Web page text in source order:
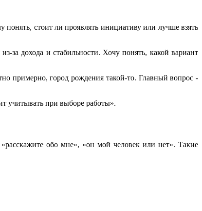
стоит ли проявлять инициативу или лучше взять
за дохода и стабильности. Хочу понять, какой вариант
примерно, город рождения такой-то. Главный вопрос -
учитывать при выборе работы».
обо мне», «он мой человек или нет». Такие